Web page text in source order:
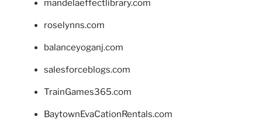
mandelaeffectlibrary.com
roselynns.com
balanceyoganj.com
salesforceblogs.com
TrainGames365.com
BaytownEvaCationRentals.com